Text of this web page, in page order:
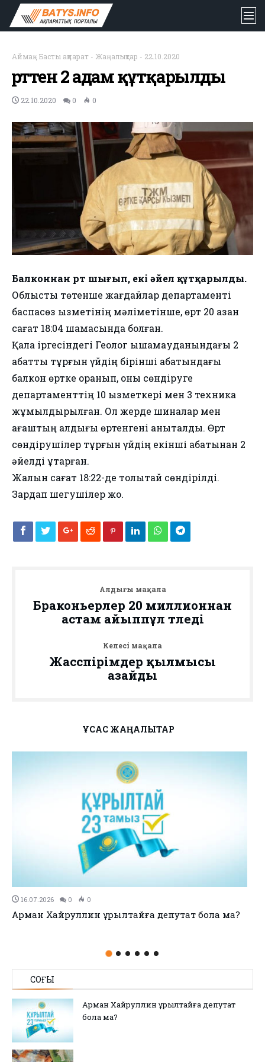
Аймақ- Басты ақпарат - Жаңалықтар - 22.10.2020
Өрттен 2 адам құтқарылды
22.10.2020 0 0
Балконнан өрт шығып, екі әйел құтқарылды.
Облыстық төтенше жағдайлар департаменті
баспасөз қызметінің мәліметінше, өрт 20 қазан
сағат 18:04 шамасында болған.
Қала іргесіндегі Геолог ықшамауданындағы 2
қабатты тұрғын үйдің бірінші қабатындағы
балкон өртке оранып, оны сөндіруге
департаменттің 10 қызметкері мен 3 техника
жұмылдырылған. Ол жерде шиналар мен
ағаштың қалдығы өртенгені анықталды. Өрт
сөндірушілер тұрғын үйдің екінші қабатынан 2
әйелді құтқарған.
Жалын сағат 18:22-де толықтай сөндірілді.
Зардап шегушілер жоқ.
Алдыңғы мақала
Браконьерлер 20 миллионнан
астам айыппұл төледі
Келесі мақала
Жасөспірімдер қылмысы
азайды
ҰҚСАС ЖАҢАЛЫҚТАР
ма?
11.07.2026
no title
СОҢҒЫ
Арман Хайруллин Құрылтайға депутат
бола ма?